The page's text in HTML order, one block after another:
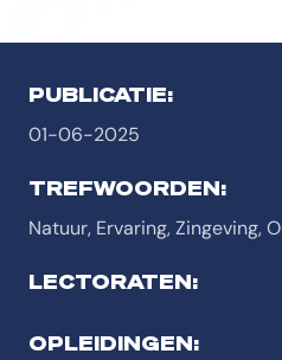
PUBLICATIE:
01-06-2025
TREFWOORDEN:
Natuur, Ervaring, Zingeving,
LECTORATEN:
OPLEIDINGEN: